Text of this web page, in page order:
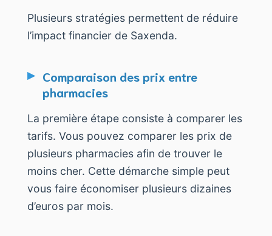
Plusieurs stratégies permettent de réduire
l’impact financier de Saxenda.
Comparaison des prix entre
pharmacies
La première étape consiste à comparer les
tarifs. Vous pouvez comparer les prix de
plusieurs pharmacies afin de trouver le
moins cher. Cette démarche simple peut
vous faire économiser plusieurs dizaines
d’euros par mois.